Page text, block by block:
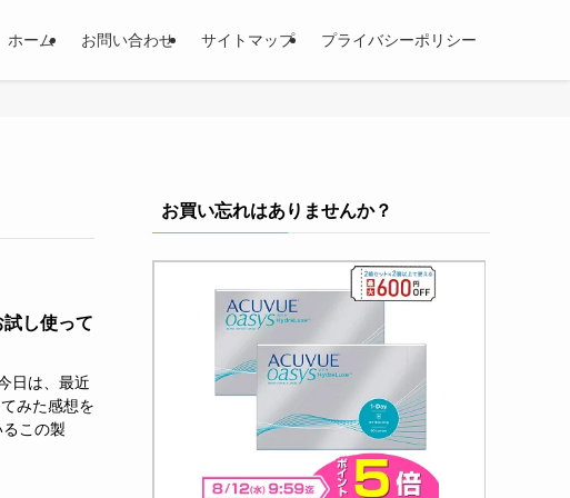
ホーム お問い合わせ サイトマップ プライバシーポリシー
試し使って
日は、最近
みた感想を
この製
お買い忘れはありませんか？